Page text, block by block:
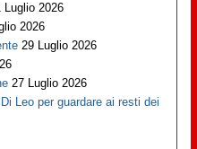
Luglio 2026
2026
29 Luglio 2026
27 Luglio 2026
Leo per guardare ai resti dei